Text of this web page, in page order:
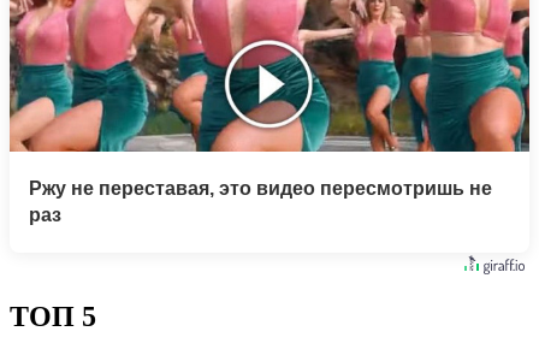
Ржу не переставая, это видео пересмотришь не
раз
ТОП 5